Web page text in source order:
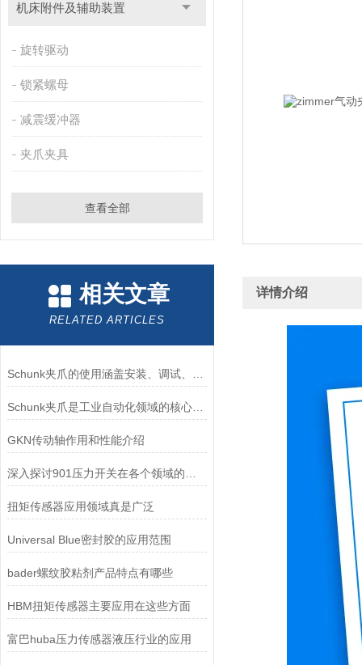
机床附件及辅助装置
旋转驱动
锁紧螺母
减震缓冲器
夹爪夹具
查看全部
相关文章
RELATED ARTICLES
Schunk夹爪是工业自动化领域的核心部件
GKN传动轴作用和性能介绍
扭矩传感器应用领域真是广泛
Universal Blue密封胶的应用范围
bader螺纹胶粘剂产品特点有哪些
HBM扭矩传感器主要应用在这些方面
富巴huba压力传感器液压行业的应用
详情介绍